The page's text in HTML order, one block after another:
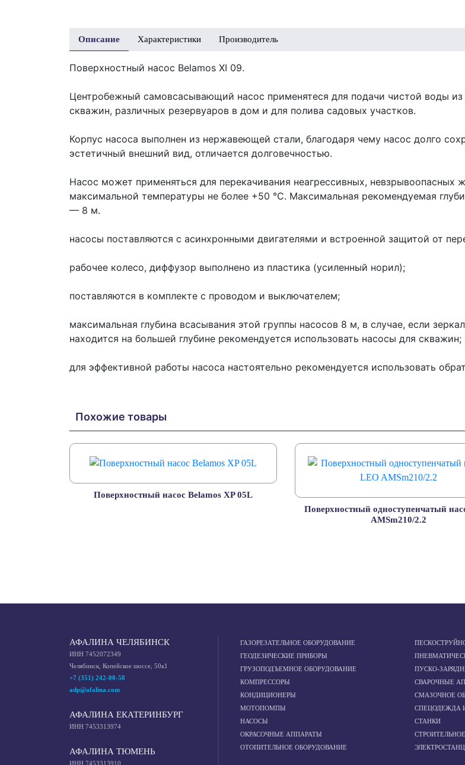
Описание Характеристики Производитель
Поверхностный насос Belamos XI 09.
Центробежный самовсасывающий насос применятеся для подачи чистой воды из
скважин, различных резервуаров в дом и для полива садовых участков.
Корпус насоса выполнен из нержавеющей стали, благодаря чему насос долго
эстетичный внешний вид, отличается долговечностью.
Насос может применяться для перекачивания неагрессивных, невзрывоопасных
максимальной температуры не более +50 °С. Максимальная рекомендуемая
— 8 м.
насосы поставляются с асинхронными двигателями и встроенной защитой от
рабочее колесо, диффузор выполнено из пластика (усиленный норил);
поставляются в комплекте с проводом и выключателем;
максимальная глубина всасывания этой группы насосов 8 м, в случае, если
находится на большей глубине рекомендуется использовать насосы для скважин;
для эффективной работы насоса настоятельно рекомендуется использовать
Похожие товары
Поверхностный насос Belamos XP 05L
Поверхностный одноступенчатый
AMSm210/2.2
АФАЛИНА ЧЕЛЯБИНСК
ИНН 7452072349
Челябинск, Копейское шоссе, 50к1
+7 (351) 242-00-58
adp@afalina.com
АФАЛИНА ЕКАТЕРИНБУРГ
ИНН 7453313974
АФАЛИНА ТЮМЕНЬ
ИНН 7453313910
ГАЗОРЕЗАТЕЛЬНОЕ ОБОРУДОВАНИЕ
ГЕОДЕЗИЧЕСКИЕ ПРИБОРЫ
ГРУЗОПОДЪЕМНОЕ ОБОРУДОВАНИЕ
КОМПРЕССОРЫ
КОНДИЦИОНЕРЫ
МОТОПОМПЫ
НАСОСЫ
ОКРАСОЧНЫЕ АППАРАТЫ
ОТОПИТЕЛЬНОЕ ОБОРУДОВАНИЕ
ПУСКО-
СВАРОЧНЫЕ
СМАЗОЧНОЕ
СПЕЦОДЕЖДА
СТАНКИ